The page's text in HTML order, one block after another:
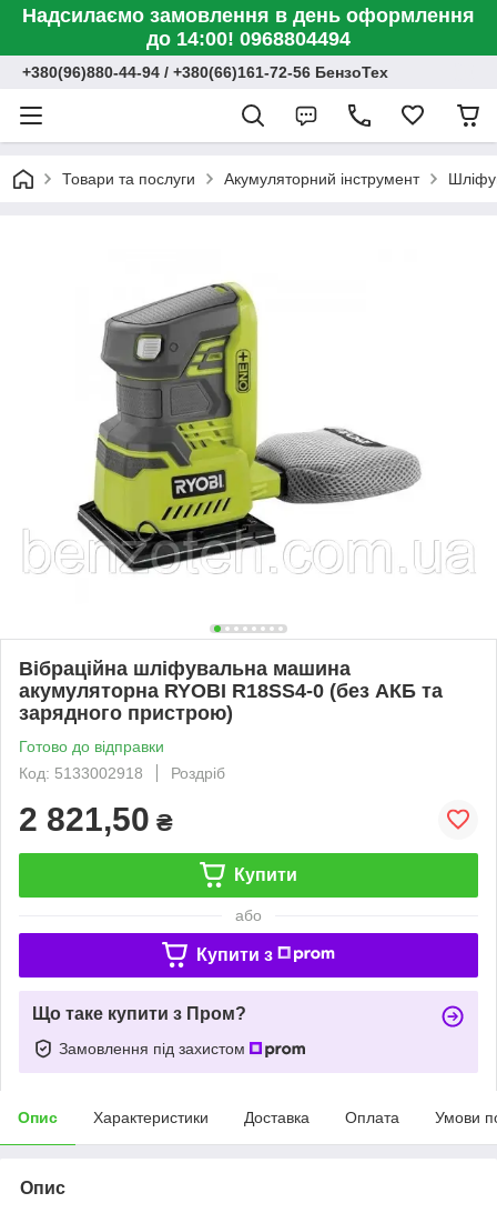
Надсилаємо замовлення в день оформлення
до 14:00! 0968804494
+380(96)880-44-94 / +380(66)161-72-56 БензоТех
Товари та послуги Акумуляторний інструмент
Вібраційна шліфувальна машина
акумуляторна RYOBI R18SS4-0 (без АКБ та
зарядного пристрою)
Готово до відправки
Код: 5133002918
Роздріб
2 821,50 ₴
Купити
або
Купити з
Що таке купити з Пром?
Замовлення під захистом
Опис Характеристики Доставка Оплата Умови
Опис